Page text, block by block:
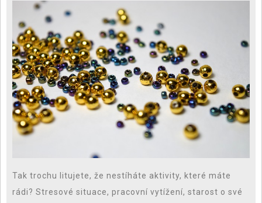
Tak trochu litujete, že nestíháte aktivity, které máte
rádi? Stresové situace, pracovní vytížení, starost o své